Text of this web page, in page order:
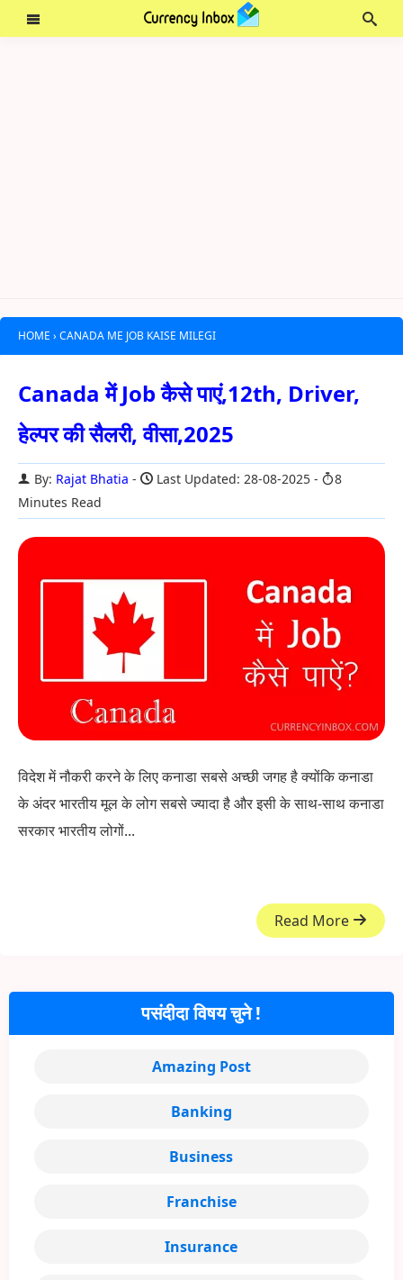
HOME › CANADA ME JOB KAISE MILEGI
Canada में Job कैसे पाएं,12th, Driver,
हेल्पर की सैलरी, वीसा,2025
By: Rajat Bhatia Last Updated: 28-08-2025
8
Minutes Read
विदेश में नौकरी करने के लिए कनाडा सबसे अच्छी जगह है क्योंकि कनाडा
के अंदर भारतीय मूल के लोग सबसे ज्यादा है और इसी के साथ-साथ कनाडा
सरकार भारतीय लोगों...
Read More
पसंदीदा विषय चुने !
Amazing Post
Banking
Business
Franchise
Insurance